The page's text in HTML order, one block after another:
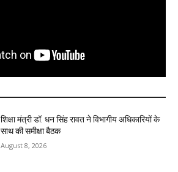
शिक्षा मंत्री डॉ. धन सिंह रावत ने विभागीय अधिकारियों के
साथ की समीक्षा बैठक
August 8, 2026